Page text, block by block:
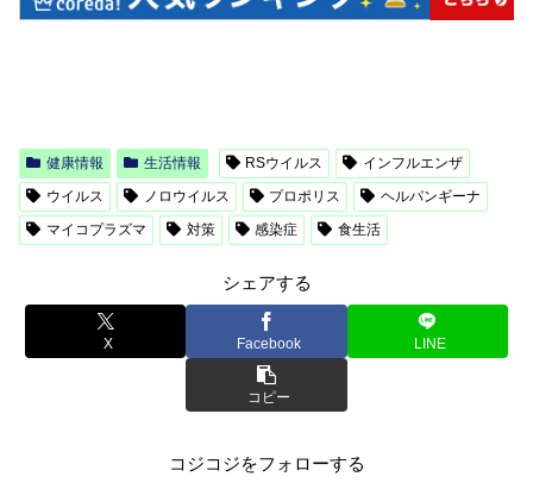
健康情報 生活情報 RSウイルス
インフルエンザ
ウイルス
ノロウイルス プロポリス
ヘルパンギーナ
マイコプラズマ
対策 感染症 食生活
シェアする
X Facebook LINE
コピー
コジコジをフォローする